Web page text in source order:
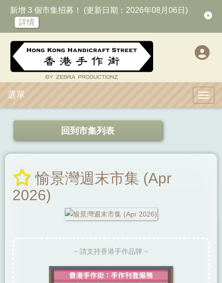
新增 3 個市集招募！ (更新日期：2026年08月06日)
詳情
選單
回到市集列表
愉景灣週末市集 (Apr
2026)
~ 請支持香港手作品牌 ~